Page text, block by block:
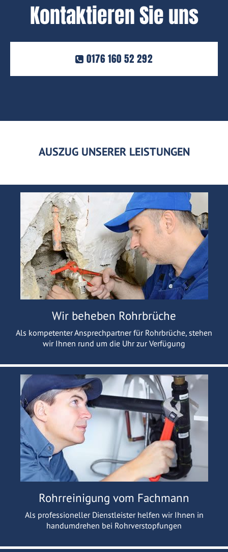
Kontaktieren Sie uns
0176 160 52 292
AUSZUG UNSERER LEISTUNGEN
Wir beheben Rohrbrüche
Als kompetenter Ansprechpartner für Rohrbrüche, stehen
wir Ihnen rund um die Uhr zur Verfügung
Rohrreinigung vom Fachmann
Als professioneller Dienstleister helfen wir Ihnen in
handumdrehen bei Rohrverstopfungen